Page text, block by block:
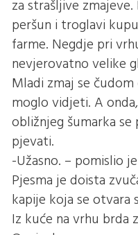
za strašljive
peršun i troglavi
farme. Negdje pri
nevjerovatno velike
Mladi zmaj se
moglo vidjeti. A
obližnjeg šumarka
pjevati.
-Užasno. – pomislio
Pjesma je doista
kapije koja se otvara
Iz kuće na vrhu brda